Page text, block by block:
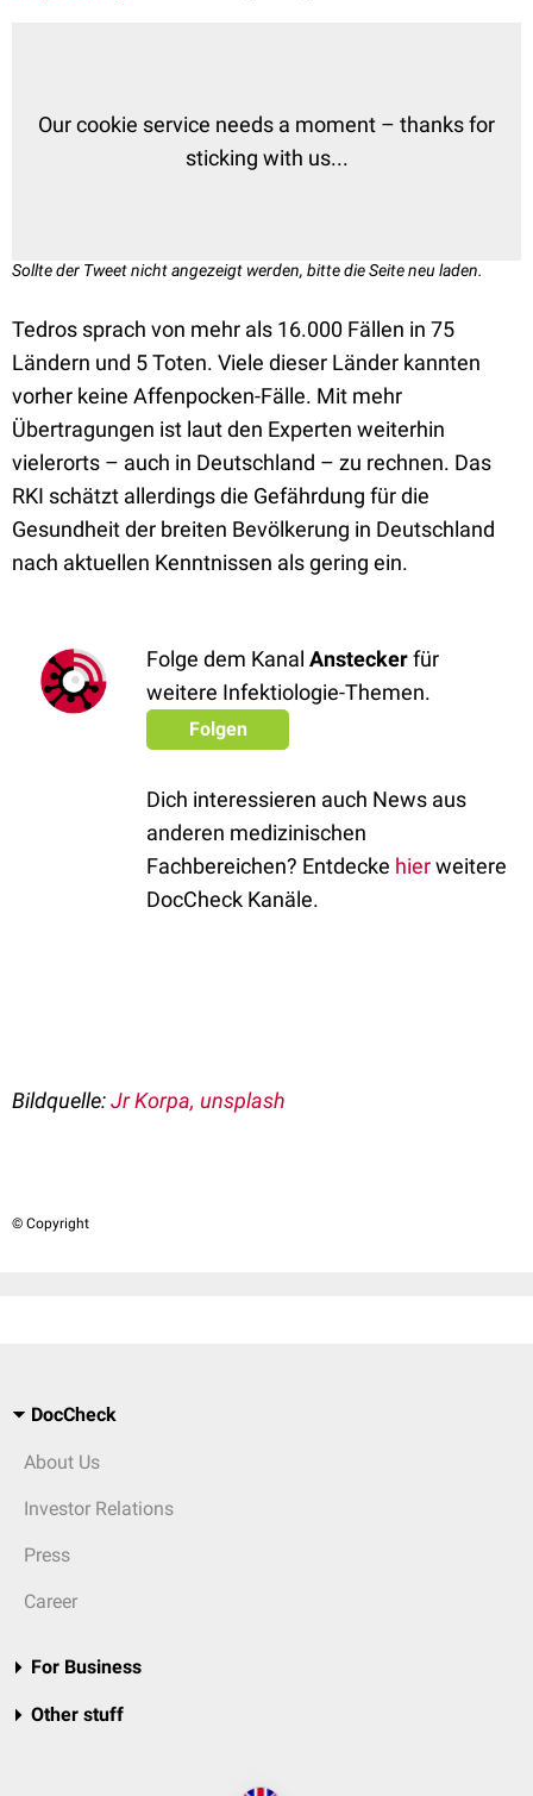
Our cookie service needs a moment – thanks for
sticking with us...
Sollte der Tweet nicht angezeigt werden, bitte die Seite neu laden.
Tedros sprach von mehr als 16.000 Fällen in 75
Ländern und 5 Toten. Viele dieser Länder kannten
vorher keine Affenpocken-Fälle. Mit mehr
Übertragungen ist laut den Experten weiterhin
vielerorts – auch in Deutschland – zu rechnen. Das
RKI schätzt allerdings die Gefährdung für die
Gesundheit der breiten Bevölkerung in Deutschland
nach aktuellen Kenntnissen als gering ein.
Folge dem Kanal Ansteckerfür
weitere Infektiologie-Themen.
Folgen
Dich interessieren auch News aus
anderen medizinischen
Fachbereichen? Entdecke hierweitere
DocCheck Kanäle.
Bildquelle:Jr Korpa, unsplash
© Copyright
DocCheck
About Us
Investor Relations
Press
Career
For Business
Other stuff